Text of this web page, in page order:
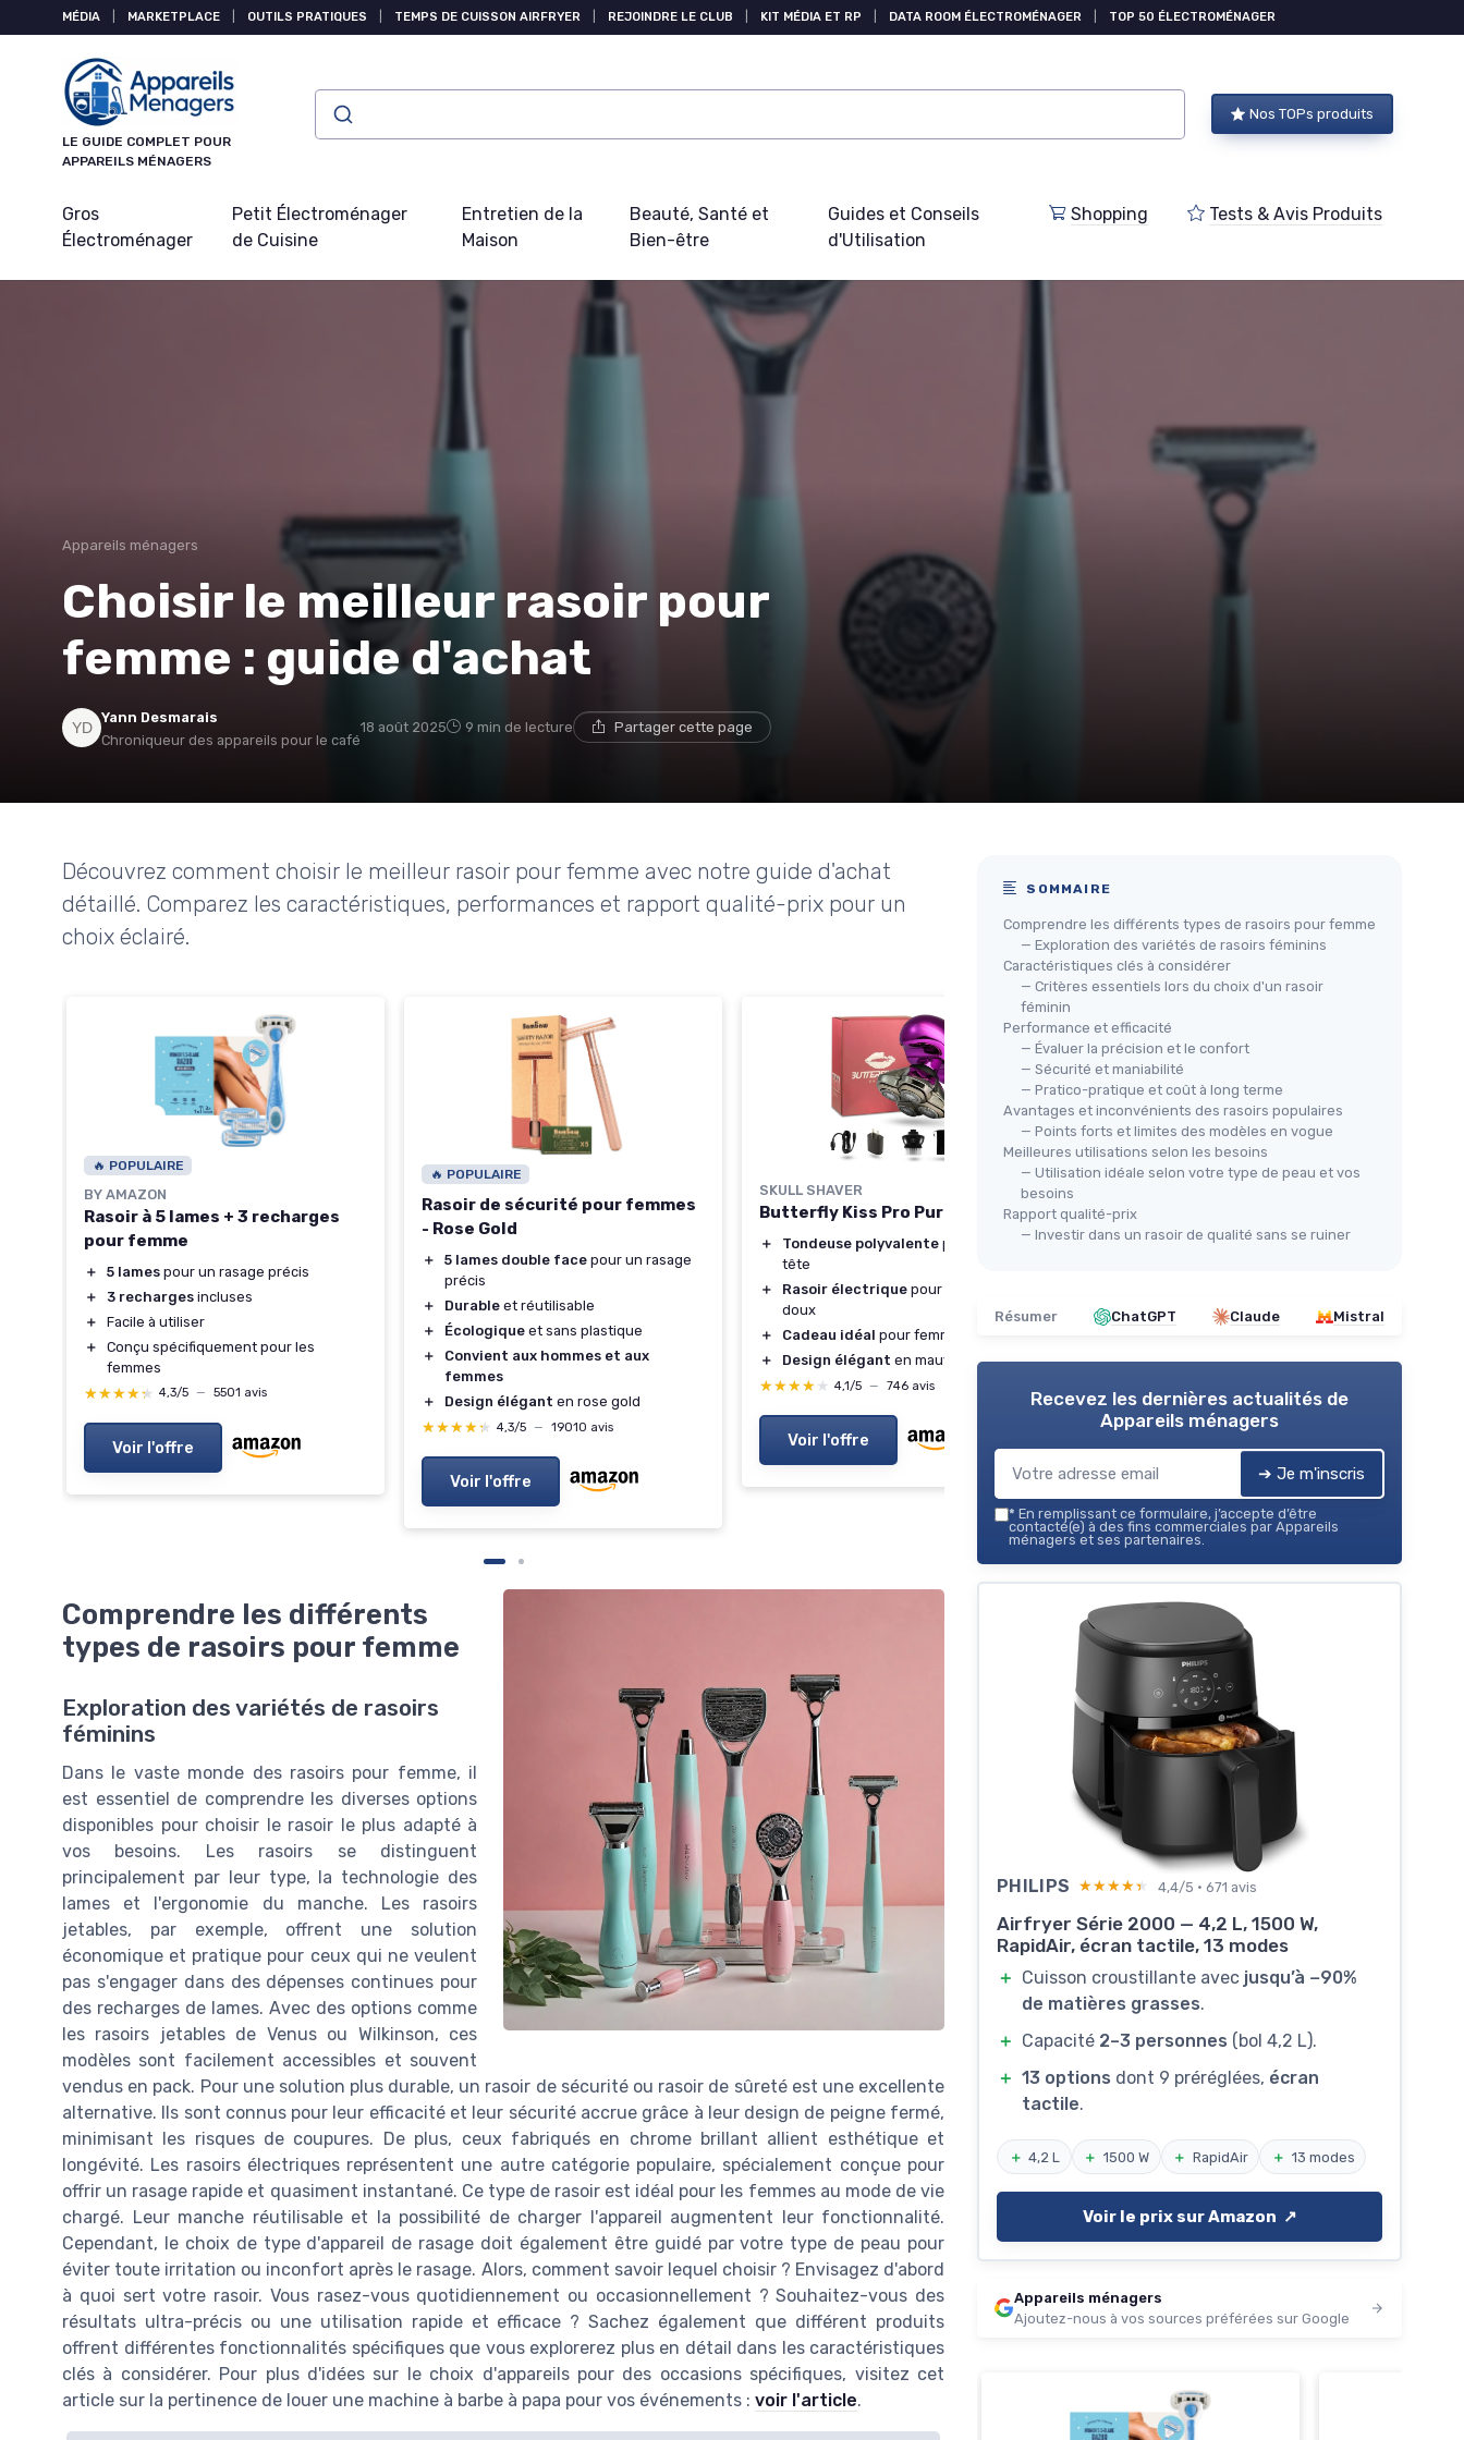
MÉDIA MARKETPLACE OUTILS PRATIQUES TEMPS DE CUISSON AIRFRYER REJOINDRE LE CLUB KIT MÉDIA ET RP DATA ROOM ÉLECTROMÉNAGER TOP 50 ÉLECTROMÉNAGER
LE GUIDE COMPLET POUR
APPAREILS MÉNAGERS
Nos TOPs produits
Gros
Électroménager
Petit Électroménager
de Cuisine
Entretien de la
Maison
Beauté, Santé et
Bien-être
Guides et Conseils
d'Utilisation
Shopping Tests & Avis Produits
Appareils ménagers
Choisir le meilleur rasoir pour
femme : guide d'achat
Yann Desmarais
Chroniqueur des appareils pour le café
18 août 2025 9 min de lecture Partager cette page
Découvrez comment choisir le meilleur rasoir pour femme avec notre guide d'achat
détaillé. Comparez les caractéristiques, performances et rapport qualité-prix pour un
choix éclairé.
🔥 POPULAIRE
BY AMAZON
Rasoir à 5 lames + 3 recharges
pour femme
＋ 5 lames pour un rasage précis
＋
3 recharges incluses
＋
Facile à utiliser
＋
Conçu spécifiquement pour les
femmes
★★★★★
★★★★★ 4,3/5 — 5501 avis
Voir l'offre
🔥 POPULAIRE
Rasoir de sécurité pour femmes
- Rose Gold
＋ 5 lames double face pour un rasage
précis
＋
Durable et réutilisable
＋
Écologique et sans plastique
＋
Convient aux hommes et aux
femmes
＋
Design élégant en rose gold
★★★★★
★★★★★ 4,3/5 — 19010 avis
Voir l'offre
SKULL SHAVER
Butterfly Kiss Pro Purple
＋ Tondeuse polyvalente pour corps et
tête
＋
Rasoir électrique pour un rasage
doux
＋
Cadeau idéal pour femmes
＋
Design élégant en mauve
★★★★★
★★★★★ 4,1/5 — 746 avis
Voir l'offre
Étanche
＋
120 minutes d'autonomie
＋
Double tête
pour une utilisation
★★★★★
★★★★★ 4,1/5 — 14 avis
Comprendre les différents
types de rasoirs pour femme
Exploration des variétés de rasoirs
féminins
Dans le vaste monde des rasoirs pour femme, il
est essentiel de comprendre les diverses options
disponibles pour choisir le rasoir le plus adapté à
vos besoins. Les rasoirs se distinguent
principalement par leur type, la technologie des
lames et l'ergonomie du manche. Les rasoirs
jetables, par exemple, offrent une solution
économique et pratique pour ceux qui ne veulent
pas s'engager dans des dépenses continues pour
des recharges de lames. Avec des options comme
les rasoirs jetables de Venus ou Wilkinson, ces
modèles sont facilement accessibles et souvent
vendus en pack. Pour une solution plus durable, un rasoir de sécurité ou rasoir de sûreté est une excellente
alternative. Ils sont connus pour leur efficacité et leur sécurité accrue grâce à leur design de peigne fermé,
minimisant les risques de coupures. De plus, ceux fabriqués en chrome brillant allient esthétique et
longévité. Les rasoirs électriques représentent une autre catégorie populaire, spécialement conçue pour
offrir un rasage rapide et quasiment instantané. Ce type de rasoir est idéal pour les femmes au mode de vie
chargé. Leur manche réutilisable et la possibilité de charger l'appareil augmentent leur fonctionnalité.
Cependant, le choix de type d'appareil de rasage doit également être guidé par votre type de peau pour
éviter toute irritation ou inconfort après le rasage. Alors, comment savoir lequel choisir ? Envisagez d'abord
à quoi sert votre rasoir. Vous rasez-vous quotidiennement ou occasionnellement ? Souhaitez-vous des
résultats ultra-précis ou une utilisation rapide et efficace ? Sachez également que différent produits
offrent différentes fonctionnalités spécifiques que vous explorerez plus en détail dans les caractéristiques
clés à considérer. Pour plus d'idées sur le choix d'appareils pour des occasions spécifiques, visitez cet
article sur la pertinence de louer une machine à barbe à papa pour vos événements : voir l'article.
SOMMAIRE
Comprendre les différents types de rasoirs pour femme
— Exploration des variétés de rasoirs féminins
Caractéristiques clés à considérer
— Critères essentiels lors du choix d'un rasoir
féminin
Performance et efficacité
— Évaluer la précision et le confort
— Sécurité et maniabilité
— Pratico-pratique et coût à long terme
Avantages et inconvénients des rasoirs populaires
— Points forts et limites des modèles en vogue
Meilleures utilisations selon les besoins
— Utilisation idéale selon votre type de peau et vos
besoins
Rapport qualité-prix
— Investir dans un rasoir de qualité sans se ruiner
Résumer ChatGPT Claude Mistral
Recevez les dernières actualités de
Appareils ménagers
➔ Je m'inscris
* En remplissant ce formulaire, j’accepte d’être
contacté(e) à des fins commerciales par Appareils
ménagers et ses partenaires.
PHILIPS ★★★★★
★★★★★ 4,4/5 · 671 avis
Airfryer Série 2000 — 4,2 L, 1500 W,
RapidAir, écran tactile, 13 modes
＋ Cuisson croustillante avec jusqu’à −90%
de matières grasses.
＋ Capacité 2–3 personnes (bol 4,2 L).
＋ 13 options dont 9 préréglées, écran
tactile.
＋ 4,2 L ＋ 1500 W ＋ RapidAir ＋ 13 modes
Voir le prix sur Amazon ↗️
Appareils ménagers
Ajoutez-nous à vos sources préférées sur Google
Panneau de gestion des cookies